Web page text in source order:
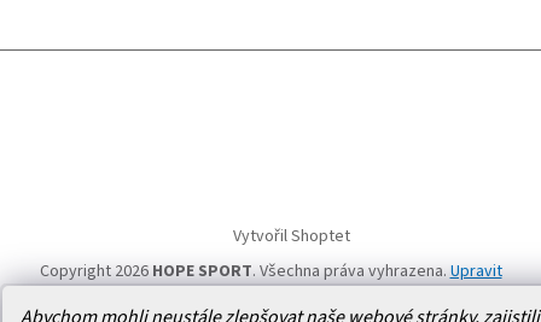
Vytvořil Shoptet
Copyright 2026HOPE SPORT. Všechna práva vyhrazena.Upravit
nastavení cookies